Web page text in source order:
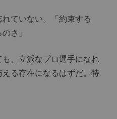
ていない。「約束する
さ」
、立派なプロ選手になれ
る存在になるはずだ。特